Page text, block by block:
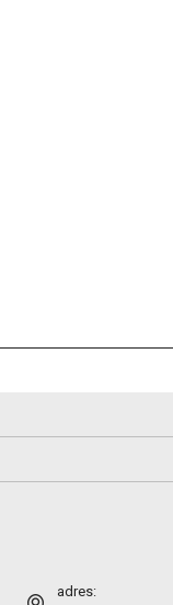
adres: